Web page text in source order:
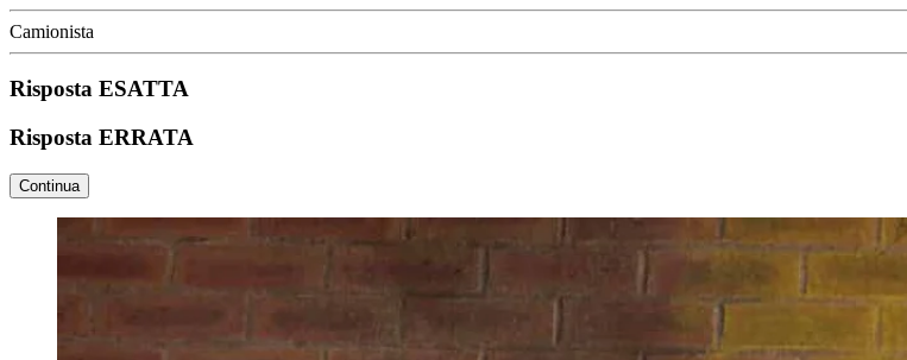
Camionista
Risposta ESATTA
Risposta ERRATA
Continua